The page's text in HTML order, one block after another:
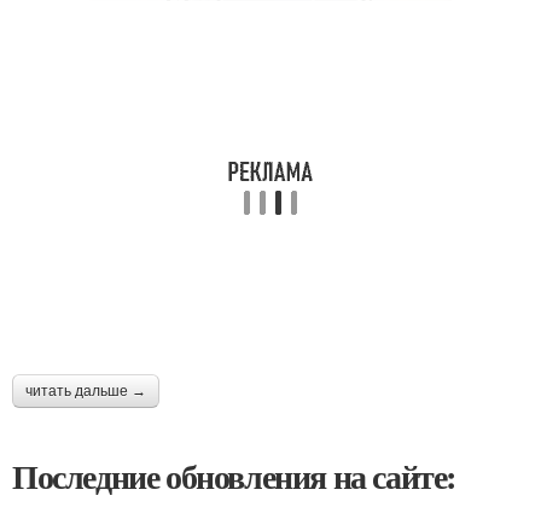
читать дальше →
Последние обновления на сайте: